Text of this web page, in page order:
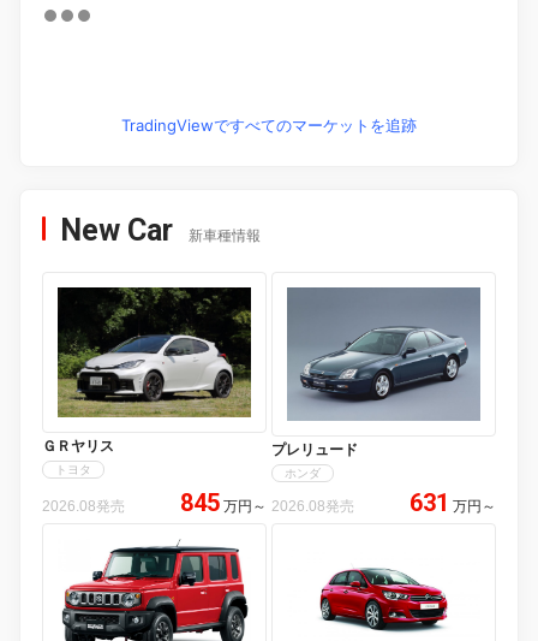
TradingViewですべてのマーケットを追跡
New Car 新車種情報
ＧＲヤリス
トヨタ
2026.08発売 845 万円 ～
プレリュード
ホンダ
2026.08発売 631 万円 ～